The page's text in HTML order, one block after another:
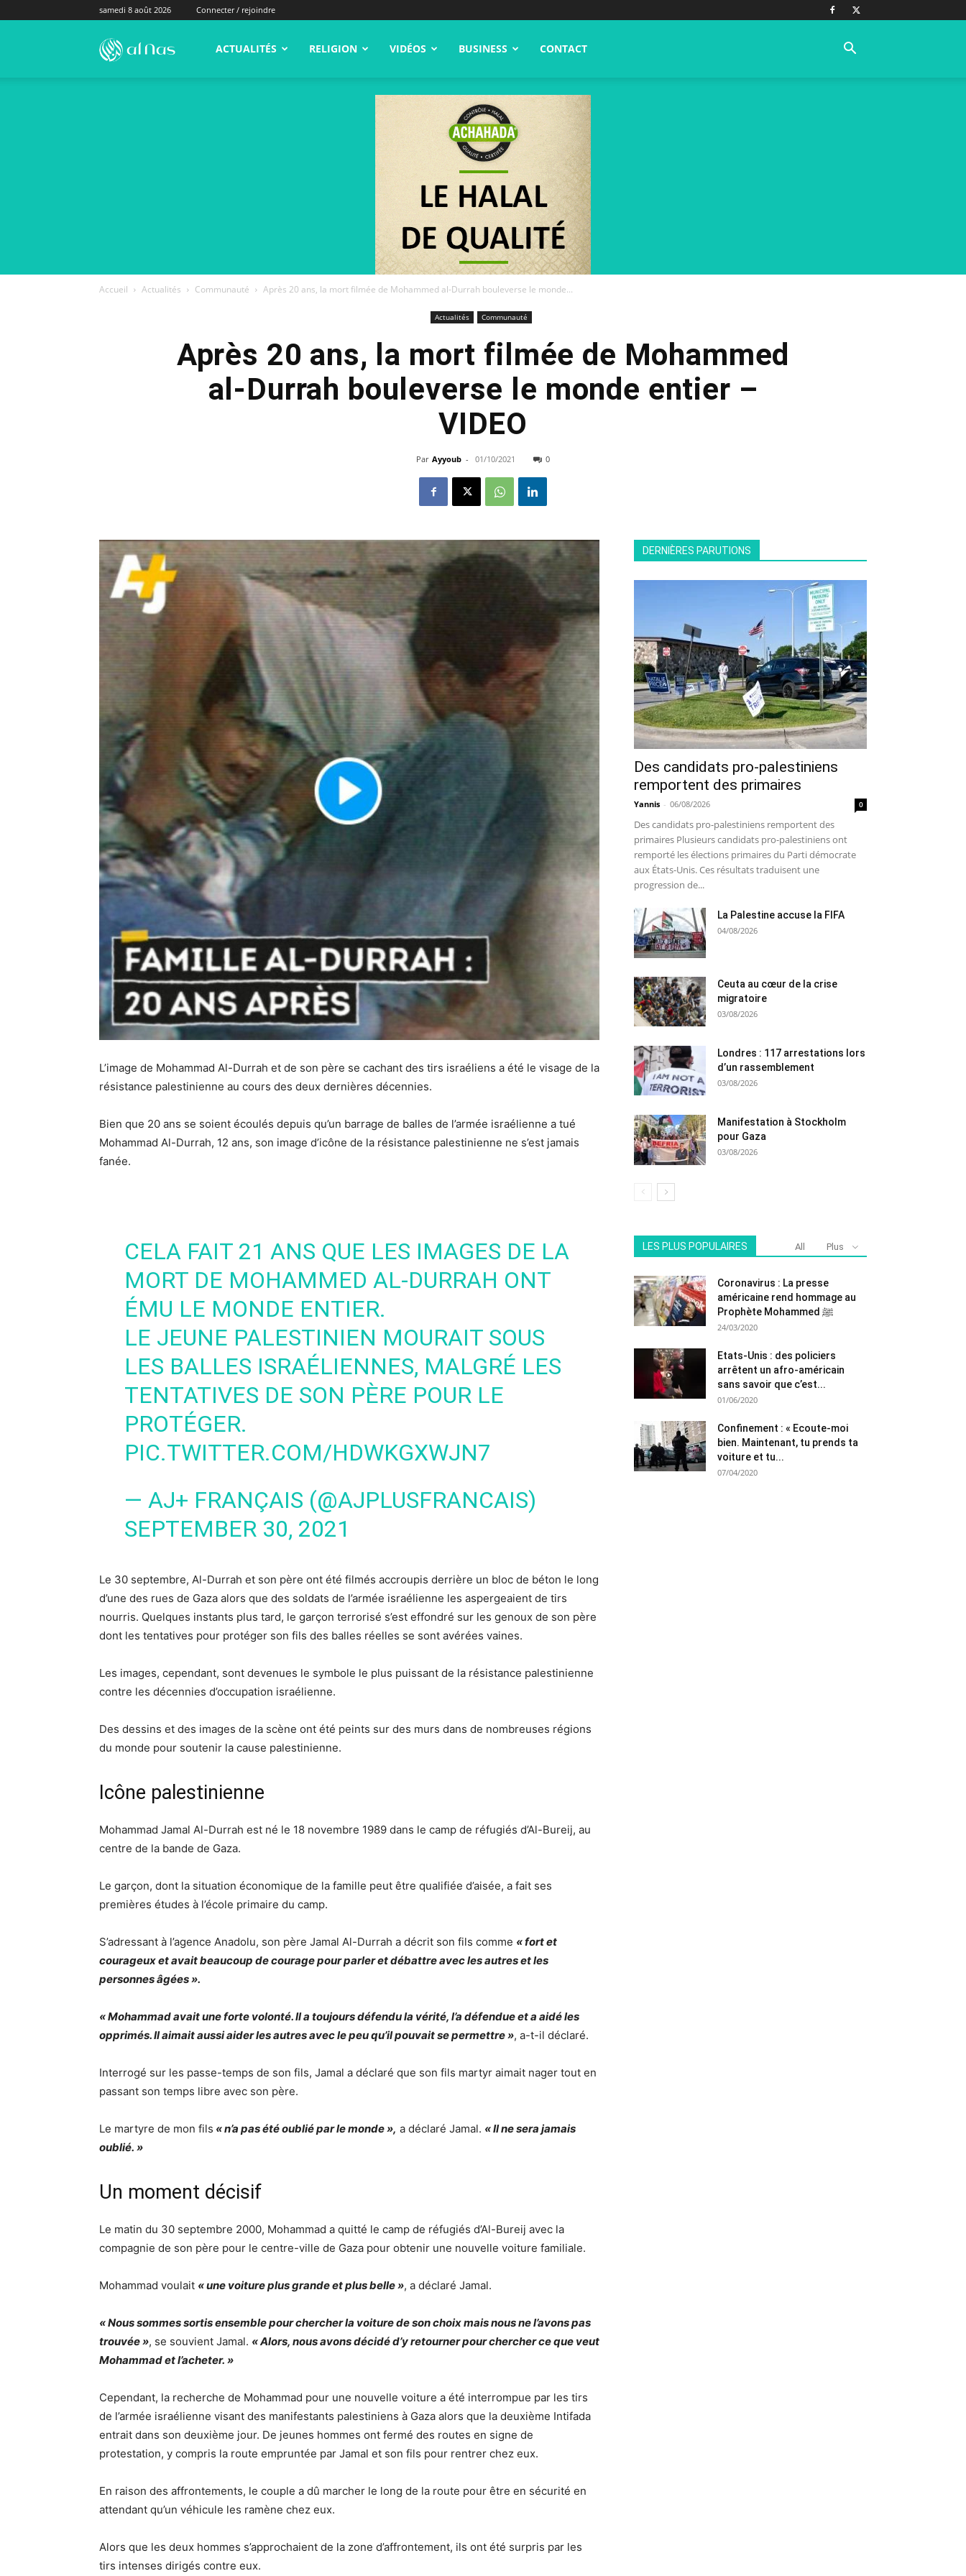
samedi 8 août 2026 Connecter / rejoindre
alNas.fr ACTUALITÉS RELIGION VIDÉOS BUSINESS CONTACT
Accueil Actualités Communauté Après 20 ans, la mort filmée de Mohammed al-Durrah bouleverse le monde...
Actualités Communauté
Après 20 ans, la mort filmée de Mohammed
al-Durrah bouleverse le monde entier –
VIDEO
Par Ayyoub - 01/10/2021 0
L’image de Mohammad Al-Durrah et de son père se cachant des tirs israéliens a été le visage de la
résistance palestinienne au cours des deux dernières décennies.
Bien que 20 ans se soient écoulés depuis qu’un barrage de balles de l’armée israélienne a tué
Mohammad Al-Durrah, 12 ans, son image d’icône de la résistance palestinienne ne s’est jamais
fanée.
CELA FAIT 21 ANS QUE LES IMAGES DE LA
MORT DE MOHAMMED AL-DURRAH ONT
ÉMU LE MONDE ENTIER.
LE JEUNE PALESTINIEN MOURAIT SOUS
LES BALLES ISRAÉLIENNES, MALGRÉ LES
TENTATIVES DE SON PÈRE POUR LE
PROTÉGER.
PIC.TWITTER.COM/HDWKGXWJN7
— AJ+ FRANÇAIS (@AJPLUSFRANCAIS)
SEPTEMBER 30, 2021
Le 30 septembre, Al-Durrah et son père ont été filmés accroupis derrière un bloc de béton le long
d’une des rues de Gaza alors que des soldats de l’armée israélienne les aspergeaient de tirs
nourris. Quelques instants plus tard, le garçon terrorisé s’est effondré sur les genoux de son père
dont les tentatives pour protéger son fils des balles réelles se sont avérées vaines.
Les images, cependant, sont devenues le symbole le plus puissant de la résistance palestinienne
contre les décennies d’occupation israélienne.
Des dessins et des images de la scène ont été peints sur des murs dans de nombreuses régions
du monde pour soutenir la cause palestinienne.
Icône palestinienne
Mohammad Jamal Al-Durrah est né le 18 novembre 1989 dans le camp de réfugiés d’Al-Bureij, au
centre de la bande de Gaza.
Le garçon, dont la situation économique de la famille peut être qualifiée d’aisée, a fait ses
premières études à l’école primaire du camp.
S’adressant à l’agence Anadolu, son père Jamal Al-Durrah a décrit son fils comme « fort et
courageux et avait beaucoup de courage pour parler et débattre avec les autres et les
personnes âgées ».
« Mohammad avait une forte volonté. Il a toujours défendu la vérité, l’a défendue et a aidé les
opprimés. Il aimait aussi aider les autres avec le peu qu’il pouvait se permettre », a-t-il déclaré.
Interrogé sur les passe-temps de son fils, Jamal a déclaré que son fils martyr aimait nager tout en
passant son temps libre avec son père.
Le martyre de mon fils « n’a pas été oublié par le monde », a déclaré Jamal. « Il ne sera jamais
oublié. »
Un moment décisif
Le matin du 30 septembre 2000, Mohammad a quitté le camp de réfugiés d’Al-Bureij avec la
compagnie de son père pour le centre-ville de Gaza pour obtenir une nouvelle voiture familiale.
Mohammad voulait « une voiture plus grande et plus belle », a déclaré Jamal.
« Nous sommes sortis ensemble pour chercher la voiture de son choix mais nous ne l’avons pas
trouvée », se souvient Jamal. « Alors, nous avons décidé d’y retourner pour chercher ce que veut
Mohammad et l’acheter. »
Cependant, la recherche de Mohammad pour une nouvelle voiture a été interrompue par les tirs
de l’armée israélienne visant des manifestants palestiniens à Gaza alors que la deuxième Intifada
entrait dans son deuxième jour. De jeunes hommes ont fermé des routes en signe de
protestation, y compris la route empruntée par Jamal et son fils pour rentrer chez eux.
En raison des affrontements, le couple a dû marcher le long de la route pour être en sécurité en
attendant qu’un véhicule les ramène chez eux.
Alors que les deux hommes s’approchaient de la zone d’affrontement, ils ont été surpris par les
tirs intenses dirigés contre eux.
DERNIÈRES PARUTIONS
Des candidats pro-palestiniens
remportent des primaires
Yannis - 06/08/2026 0
Des candidats pro-palestiniens remportent des
primaires Plusieurs candidats pro-palestiniens ont
remporté les élections primaires du Parti démocrate
aux États-Unis. Ces résultats traduisent une
progression de...
La Palestine accuse la FIFA
04/08/2026
Ceuta au cœur de la crise
migratoire
03/08/2026
Londres : 117 arrestations lors
d’un rassemblement
03/08/2026
Manifestation à Stockholm
pour Gaza
03/08/2026
LES PLUS POPULAIRES All Plus
Coronavirus : La presse
américaine rend hommage au
Prophète Mohammed ﷺ
24/03/2020
Etats-Unis : des policiers
arrêtent un afro-américain
sans savoir que c’est...
01/06/2020
Confinement : « Ecoute-moi
bien. Maintenant, tu prends ta
voiture et tu...
07/04/2020